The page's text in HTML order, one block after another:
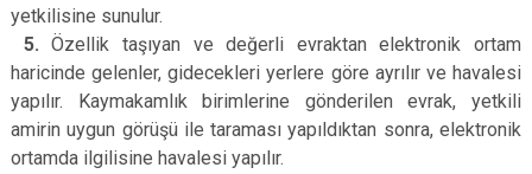
yetkilisine sunulur.
5.Özellik taşıyan ve değerli evraktan elektronik ortam
haricinde gelenler, gidecekleri yerlere göre ayrılır ve havalesi
yapılır. Kaymakamlık birimlerine gönderilen evrak, yetkili
amirin uygun görüşü ile taraması yapıldıktan sonra, elektronik
ortamda ilgilisine havalesi yapılır.